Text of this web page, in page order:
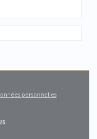
personnelles